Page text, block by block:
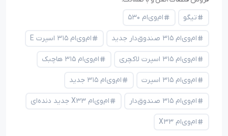
تیگو
ام‌وی‌ام ۵۳۰
ام‌وی‌ام ۳۱۵ صندوق‌دار جدید ام‌وی‌ام ۳۱۵ اسپرت E
ام‌وی‌ام ۳۱۵ اسپرت لاکچری ام‌وی‌ام ۳۱۵ هاچبک
ام‌وی‌ام ۳۱۵ اسپرت ام‌وی‌ام ۳۱۵ جدید
ام‌وی‌ام ۳۱۵ صندوق‌دار ام‌وی‌ام X33 جدید دنده‌ای
ام‌وی‌ام X33